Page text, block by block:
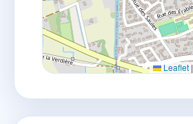
Leaflet |